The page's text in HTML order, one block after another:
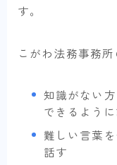
す。
こがわ法務事務所
知識がない
できるよう
難しい言葉
話す